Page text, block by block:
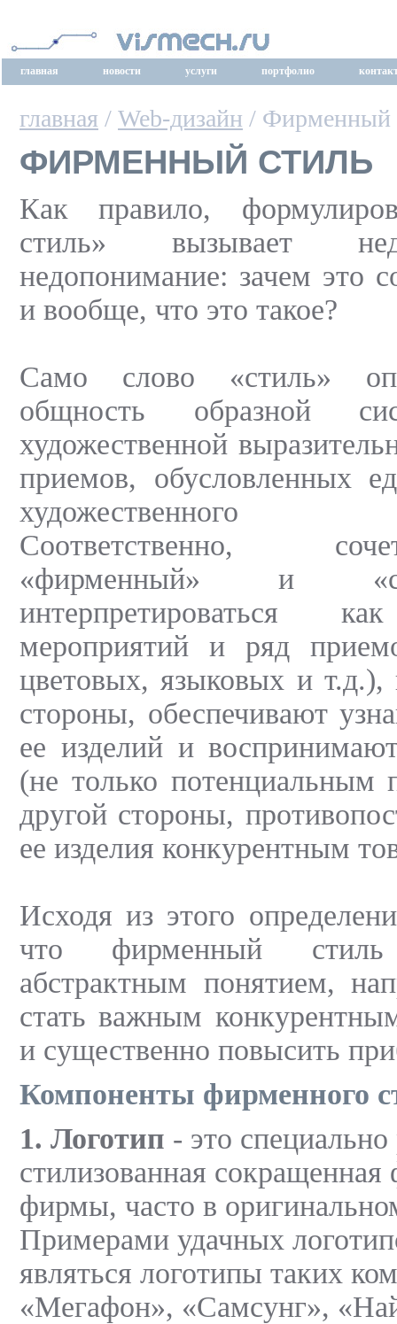
главная новости услуги портфолио
главная / Web-дизайн / Фирменный
ФИРМЕННЫЙ СТИЛЬ
Как правило,
стиль» вызывает
недопонимание: зачем это
и вообще, что это такое?
Само слово «стиль»
общность образной
художественной
приемов, обусловленных
художественного
Соответственно,
«фирменный» и
интерпретироваться
мероприятий и ряд
цветовых, языковых и т.д.),
стороны, обеспечивают
ее изделий и
(не только потенциальным
другой стороны,
ее изделия конкурентным
Исходя из этого
что фирменный
абстрактным понятием,
стать важным
и существенно повысить
Компоненты фирменного
1. Логотип - это специально
стилизованная сокращенная
фирмы, часто в
Примерами удачных
являться логотипы таких
«Мегафон», «Самсунг»,